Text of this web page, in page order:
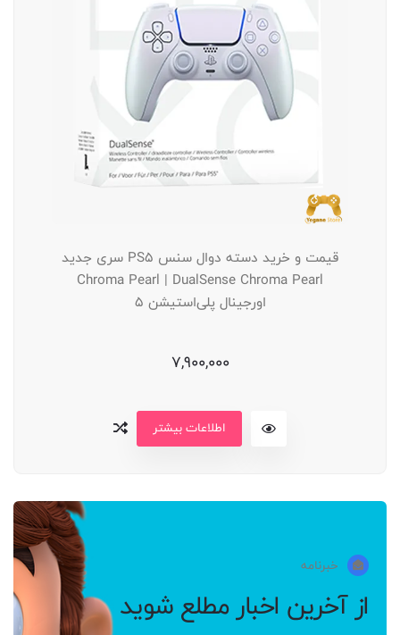
قیمت و خرید دسته دوال سنس PS5 سری جدید
Chroma Pearl | DualSense Chroma Pearl
اورجینال پلی‌استیشن ۵
7,900,000
اطلاعات بیشتر
خبرنامه
از آخرین اخبار مطلع شوید